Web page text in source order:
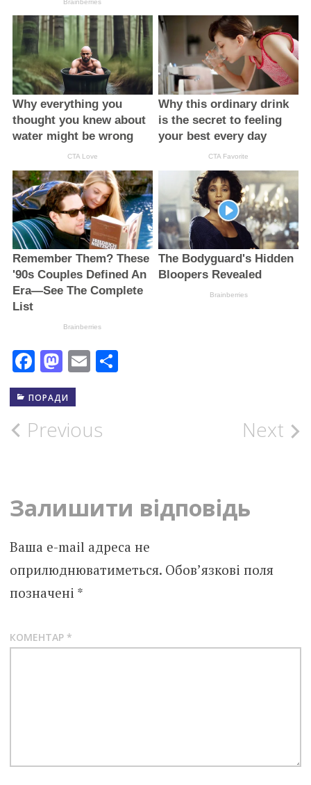
Facebook
Mastodon
EmailПоділитися
ПОРАДИ
Post
Previous Next
Залишити відповідь
Ваша e-mail адреса не
оприлюднюватиметься. Обов’язкові поля
позначені *
КОМЕНТАР *